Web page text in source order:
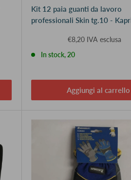
Kit 12 paia guanti da lavoro
professionali Skin tg.10 -
€8,20 IVA esclusa
In stock, 20
Aggiungi al carrello